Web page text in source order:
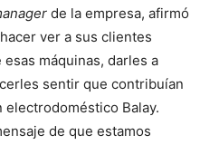
de la empresa, afirmó
ver a sus clientes
máquinas, darles a
sentir que contribuían
electrodoméstico Balay.
de que estamos